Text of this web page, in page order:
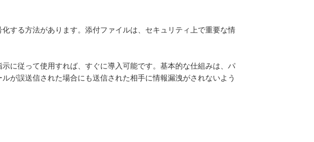
する方法があります。添付ファイルは、セキュリティ上で重要な情
に従って使用すれば、すぐに導入可能です。基本的な仕組みは、パ
が誤送信された場合にも送信された相手に情報漏洩がされないよう